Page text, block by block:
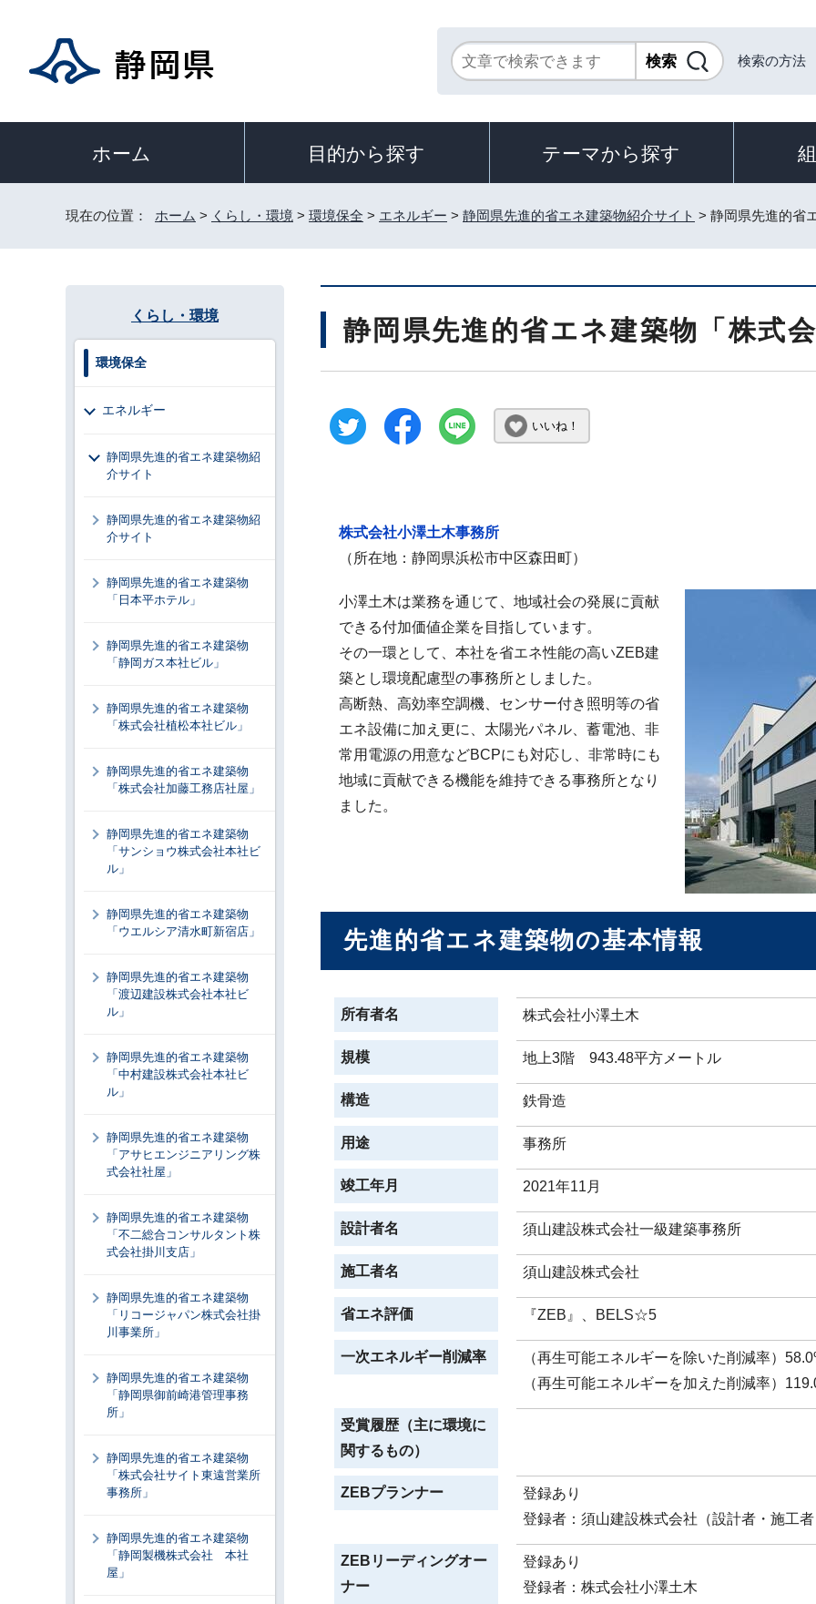
検索の方法
ホーム 目的から探す テーマから探す
現在の位置： ホーム > くらし・環境 > 環境保全 > エネルギー > 静岡県先進的省エネ建築物紹介サイト > 静岡県先進的省
静岡県先進的省エネ建築物「株式
いいね！
株式会社小澤土木事務所
（所在地：静岡県浜松市中区森田町）
小澤土木は業務を通じて、地域社会の発展に貢献
できる付加価値企業を目指しています。
その一環として、本社を省エネ性能の高いZEB建
築とし環境配慮型の事務所としました。
高断熱、高効率空調機、センサー付き照明等の省
エネ設備に加え更に、太陽光パネル、蓄電池、非
常用電源の用意などBCPにも対応し、非常時にも
地域に貢献できる機能を維持できる事務所となり
ました。
先進的省エネ建築物の基本情報
所有者名 株式会社小澤土木
規模 地上3階 943.48平方メートル
構造 鉄骨造
用途 事務所
竣工年月 2021年11月
設計者名 須山建設株式会社一級建築事務所
施工者名 須山建設株式会社
省エネ評価 『ZEB』、BELS☆5
一次エネルギー削減率
（再生可能エネルギーを除いた削減率）
（再生可能エネルギーを加えた削減率）
受賞履歴（主に環境に
関するもの）
ZEBプランナー
登録あり
登録者：須山建設株式会社（設計者・施工者
ZEBリーディングオー
ナー
登録あり
登録者：株式会社小澤土木
くらし・環境
環境保全
エネルギー
静岡県先進的省エネ建築物紹
介サイト
静岡県先進的省エネ建築物紹
介サイト
静岡県先進的省エネ建築物
「日本平ホテル」
静岡県先進的省エネ建築物
「静岡ガス本社ビル」
静岡県先進的省エネ建築物
「株式会社植松本社ビル」
静岡県先進的省エネ建築物
「株式会社加藤工務店社屋」
静岡県先進的省エネ建築物
「サンショウ株式会社本社ビ
ル」
静岡県先進的省エネ建築物
「ウエルシア清水町新宿店」
静岡県先進的省エネ建築物
「渡辺建設株式会社本社ビ
ル」
静岡県先進的省エネ建築物
「中村建設株式会社本社ビ
ル」
静岡県先進的省エネ建築物
「アサヒエンジニアリング株
式会社社屋」
静岡県先進的省エネ建築物
「不二総合コンサルタント株
式会社掛川支店」
静岡県先進的省エネ建築物
「リコージャパン株式会社掛
川事業所」
静岡県先進的省エネ建築物
「静岡県御前崎港管理事務
所」
静岡県先進的省エネ建築物
「株式会社サイト東遠営業所
事務所」
静岡県先進的省エネ建築物
「静岡製機株式会社 本社
屋」